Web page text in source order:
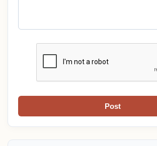
Post